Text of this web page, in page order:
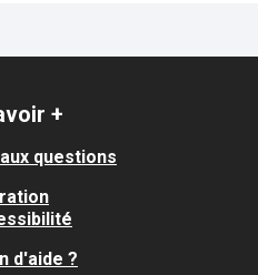
+
questions
d'aide ?